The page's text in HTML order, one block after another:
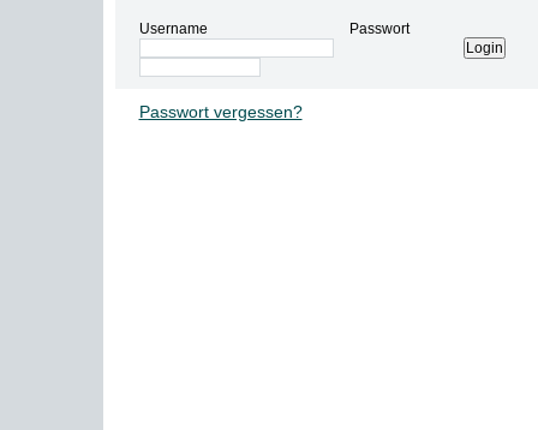
Username Passwort
Passwort vergessen?